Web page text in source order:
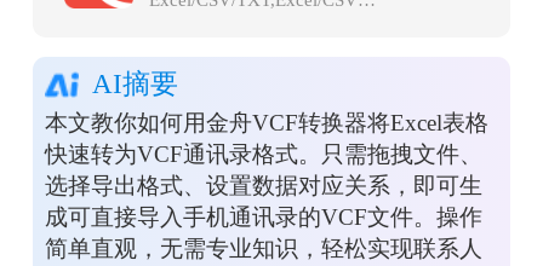
AI摘要
本文教你如何用金舟VCF转换器将Excel表格
快速转为VCF通讯录格式。只需拖拽文件、
选择导出格式、设置数据对应关系，即可生
成可直接导入手机通讯录的VCF文件。操作
简单直观，无需专业知识，轻松实现联系人